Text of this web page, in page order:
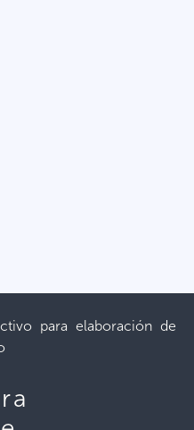
para elaboración de